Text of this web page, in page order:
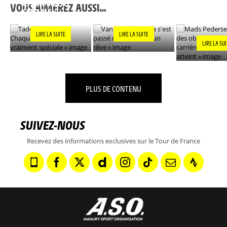
VOUS AIMEREZ AUSSI…
EST VRAIMENT
SPÉCIALE »
LIRE LA SUITE LIRE LA SUITE
LIRE LA
PLUS DE CONTENU
SUIVEZ-NOUS
Recevez des informations exclusives sur le Tour de France